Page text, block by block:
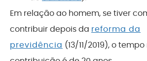
Em relação ao homem, se tiver
contribuir depois da reforma da
previdência (13/11/2019), o